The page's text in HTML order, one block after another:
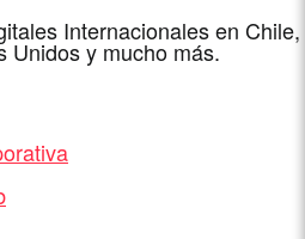
Internacionales en Chile,
Unidos y mucho más.